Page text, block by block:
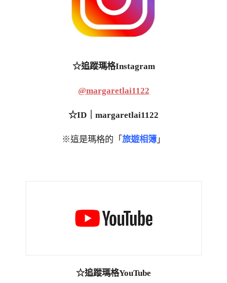
☆追蹤瑪格Instagram
@margaretlai1122
☆ID｜margaretlai1122
※這是瑪格的「 旅遊相簿 」
☆追蹤瑪格YouTube